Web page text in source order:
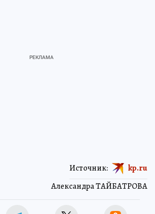
Александра ТАЙБАТРОВА
Источник: kp.ru